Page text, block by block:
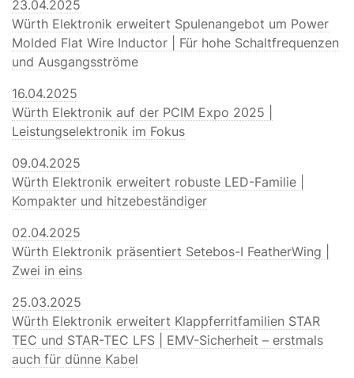
23.04.2025
Würth Elektronik erweitert Spulenangebot um Power
Molded Flat Wire Inductor | Für hohe Schaltfrequenzen
und Ausgangsströme
16.04.2025
Würth Elektronik auf der PCIM Expo 2025 |
Leistungselektronik im Fokus
09.04.2025
Würth Elektronik erweitert robuste LED-Familie |
Kompakter und hitzebeständiger
02.04.2025
Würth Elektronik präsentiert Setebos-I FeatherWing |
Zwei in eins
25.03.2025
Würth Elektronik erweitert Klappferritfamilien STAR
TEC und STAR-TEC LFS | EMV-Sicherheit – erstmals
auch für dünne Kabel